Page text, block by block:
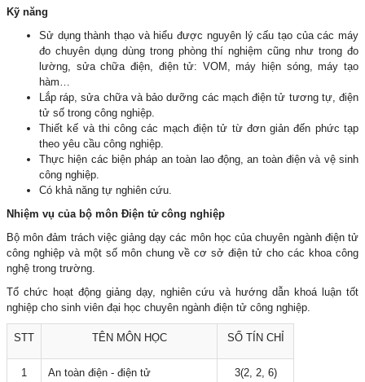
Kỹ năng
Sử dụng thành thạo và hiểu được nguyên lý cấu tạo của các máy
đo chuyên dụng dùng trong phòng thí nghiệm cũng như trong đo
lường, sửa chữa điện, điện tử: VOM, máy hiện sóng, máy tạo
hàm…
Lắp ráp, sửa chữa và bảo dưỡng các mạch điện tử tương tự, điện
tử số trong công nghiệp.
Thiết kế và thi công các mạch điện tử từ đơn giản đến phức tạp
theo yêu cầu công nghiệp.
Thực hiện các biện pháp an toàn lao động, an toàn điện và vệ sinh
công nghiệp.
Có khả năng tự nghiên cứu.
Nhiệm vụ của bộ môn Điện tử công nghiệp
Bộ môn đảm trách việc giảng dạy các môn học của chuyên ngành điện tử
công nghiệp và một số môn chung về cơ sở điện tử cho các khoa công
nghệ trong trường.
Tổ chức hoạt động giảng dạy, nghiên cứu và hướng dẫn khoá luận tốt
nghiệp cho sinh viên đại học chuyên ngành điện tử công nghiệp.
STT TÊN MÔN HỌC SỐ TÍN CHỈ
1 An toàn điện - điện tử 3(2, 2, 6)